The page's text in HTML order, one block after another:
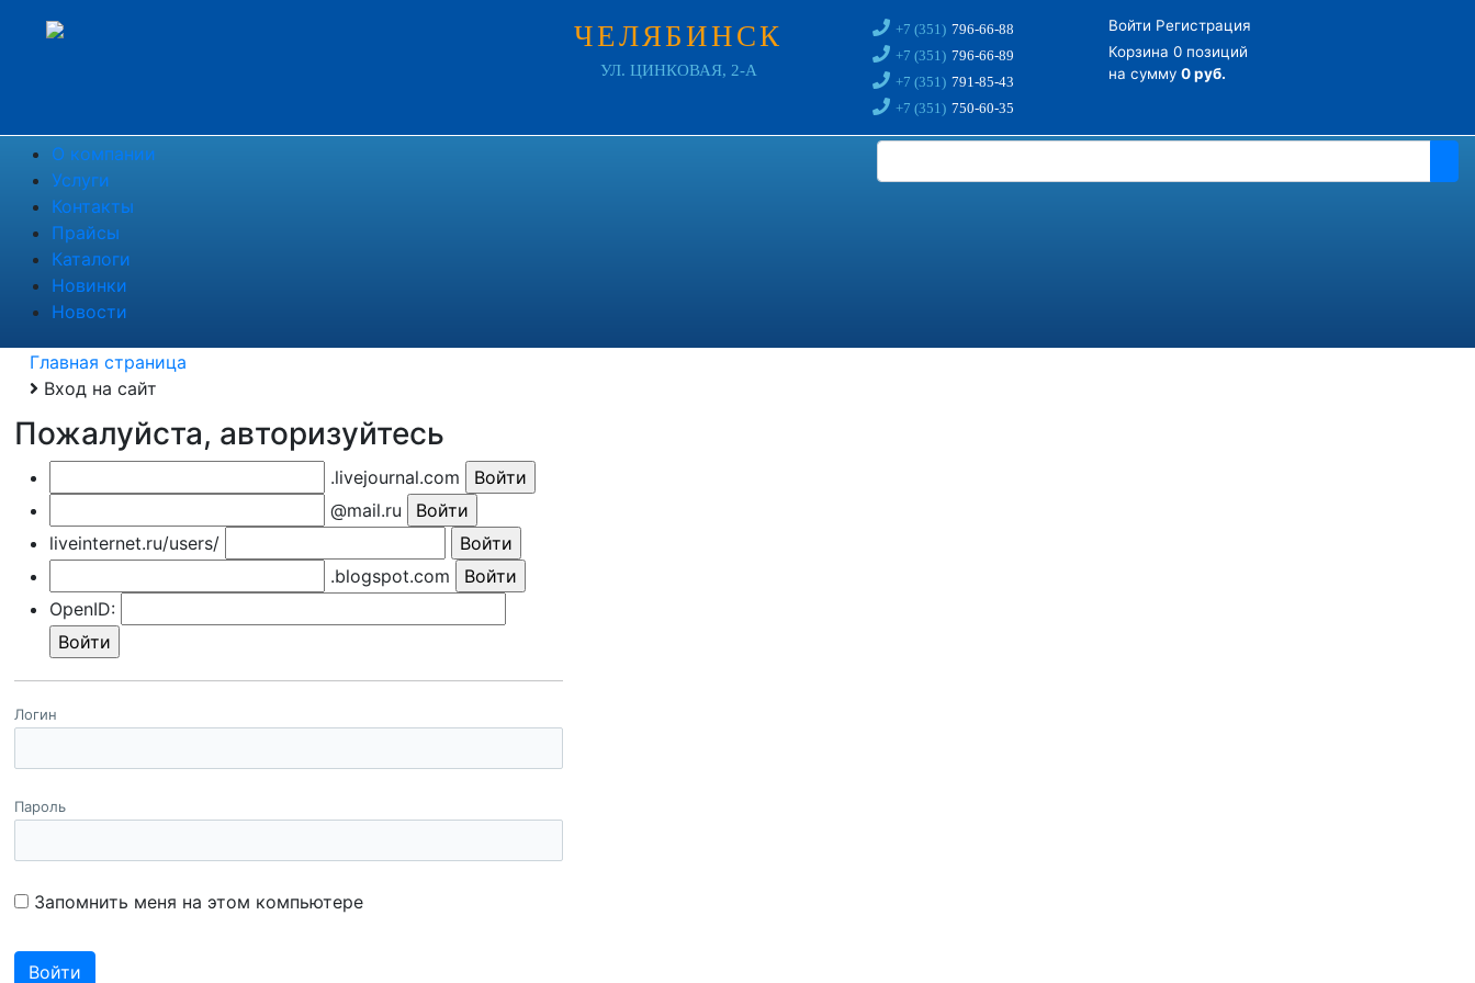
ЧЕЛЯБИНСК
УЛ. ЦИНКОВАЯ, 2-А
+7 (351) 796-66-88
+7 (351) 796-66-89
+7 (351) 791-85-43
+7 (351) 750-60-35
Войти Регистрация
Корзина 0 позиций
на сумму 0 руб.
О компании
Услуги
Контакты
Прайсы
Каталоги
Новинки
Новости
Главная страница
Вход на сайт
Пожалуйста, авторизуйтесь
.livejournal.com
@mail.ru
liveinternet.ru/users/
.blogspot.com
OpenID:
Логин
Пароль
Запомнить меня на этом компьютере